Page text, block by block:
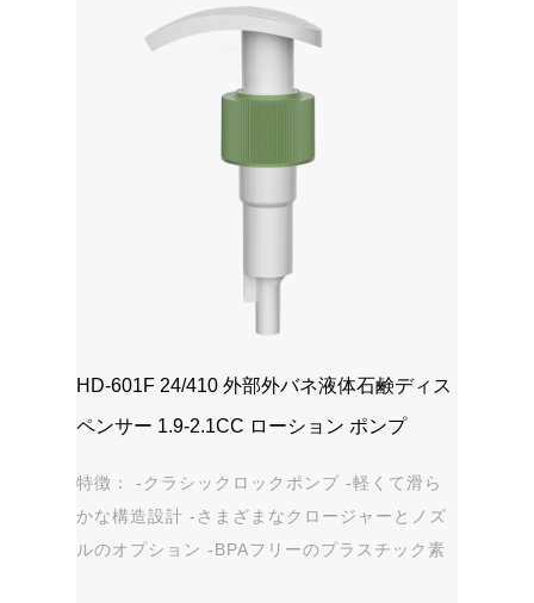
HD-601F 24/410 外部外バネ液体石鹸ディス
ペンサー 1.9-2.1CC ローション ポンプ
特徴： -クラシックロックポンプ -軽くて滑ら
かな構造設計 -さまざまなクロージャーとノズ
ルのオプション -BPAフリーのプラスチック素